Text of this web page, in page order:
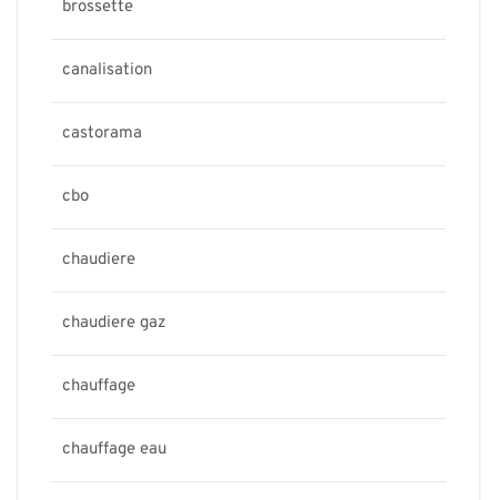
brossette
canalisation
castorama
cbo
chaudiere
chaudiere gaz
chauffage
chauffage eau